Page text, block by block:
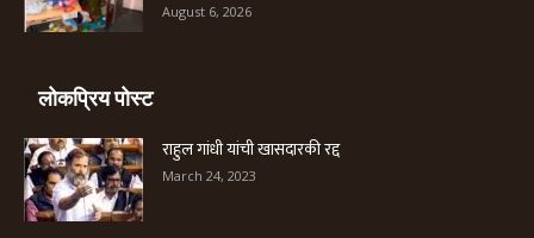
August 6, 2026
लोकप्रिय पोस्ट
राहुल गांधी यांची खासदारकी रद्द
March 24, 2023